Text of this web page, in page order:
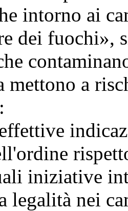
intorno ai
dei fuochi»,
mettono a
iniziative
legalità nei